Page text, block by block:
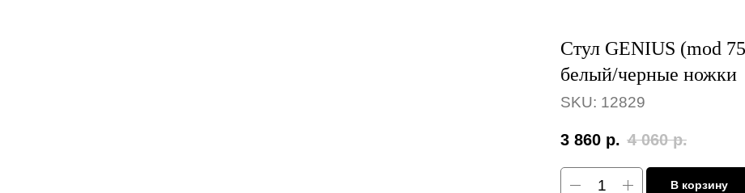
Стул GENIUS (mod
белый/черные ножки
SKU: 12829
3 860 р. 4 060 р.
В корзину